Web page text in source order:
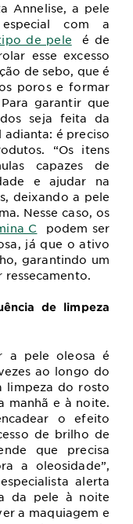
Annelise, a pele
com a
de pele é de
esse excesso
de sebo, que é
poros e formar
garantir que
seja feita da
adianta: é preciso
“Os itens
capazes de
e ajudar na
deixando a pele
Nesse caso, os
C podem ser
já que o ativo
garantindo um
ressecamento.
de limpeza
a pele oleosa é
ao longo do
limpeza do rosto
manhã e à noite.
o efeito
de brilho de
que precisa
a oleosidade”,
alerta
da pele à noite
a maquiagem e